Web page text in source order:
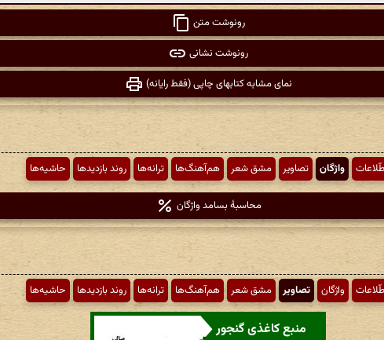
رونوشت متن
رونوشت نشانی
نمای مشابه کتابهای چاپی (فقط رایانه)
واژگان تصاویر مشق شعر هم‌آهنگ‌ها ترانه‌ها روند بازدیدها حاشیه‌ها
محاسبهٔ بسامد واژگان
واژگان تصاویر مشق شعر هم‌آهنگ‌ها ترانه‌ها روند بازدیدها حاشیه‌ها
منبع کاغذی گنجور